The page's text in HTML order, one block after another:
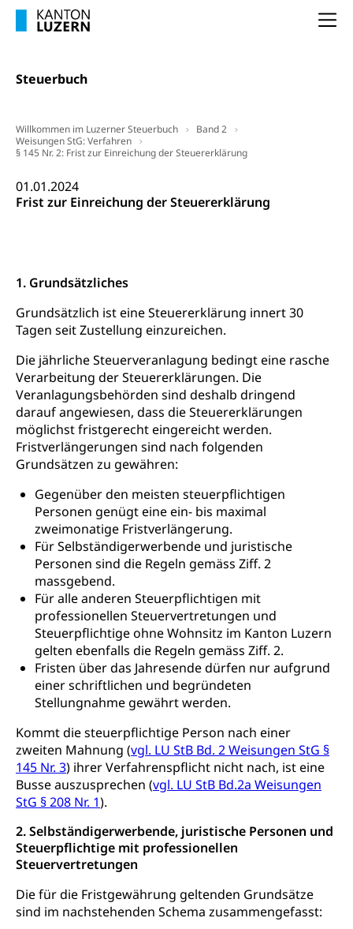
Steuerbuch
Willkommen im Luzerner Steuerbuch
Band 2
Weisungen StG: Verfahren
§ 145 Nr. 2: Frist zur Einreichung der Steuererklärung
01.01.2024
Frist zur Einreichung der Steuererklärung
1. Grundsätzliches
Grundsätzlich ist eine Steuererklärung innert 30
Tagen seit Zustellung einzureichen.
Die jährliche Steuerveranlagung bedingt eine rasche
Verarbeitung der Steuererklärungen. Die
Veranlagungsbehörden sind deshalb dringend
darauf angewiesen, dass die Steuererklärungen
möglichst fristgerecht eingereicht werden.
Fristverlängerungen sind nach folgenden
Grundsätzen zu gewähren:
Gegenüber den meisten steuerpflichtigen
Personen genügt eine ein- bis maximal
zweimonatige Fristverlängerung.
Für Selbständigerwerbende und juristische
Personen sind die Regeln gemäss Ziff. 2
massgebend.
Für alle anderen Steuerpflichtigen mit
professionellen Steuervertretungen und
Steuerpflichtige ohne Wohnsitz im Kanton Luzern
gelten ebenfalls die Regeln gemäss Ziff. 2.
Fristen über das Jahresende dürfen nur aufgrund
einer schriftlichen und begründeten
Stellungnahme gewährt werden.
Kommt die steuerpflichtige Person nach einer
zweiten Mahnung (vgl. LU StB Bd. 2 Weisungen StG §
145 Nr. 3) ihrer Verfahrenspflicht nicht nach, ist eine
Busse auszusprechen (vgl. LU StB Bd.2a Weisungen
StG § 208 Nr. 1).
2. Selbständigerwerbende, juristische Personen und
Steuerpflichtige mit professionellen
Steuervertretungen
Die für die Fristgewährung geltenden Grundsätze
sind im nachstehenden Schema zusammengefasst:
Verkehr und Infrastruktur vif
Zivilstand
Adoptionsverfahren, elterliche Gewalt, elterliche
Sorge
Aufenthaltsbewilligungen
Niederlassungsbewilligung, Aufenthalt,
Reisepass, Identitätskarte, Visum, Geburtsurkunde
Jagdausweis, Fischereiausweis
Waffen, Sprengstoffe und Pyrotechnik
Reisepass, Identitätskarte
Strassenverkehrsamt (Führerausweis,
Fahrzeugausweis)
Namensänderungen
Einbürgerung
Staatsbürgerschaft, Bürgerrecht, Erwerb des
Bürgerrechts, Verlust des Bürgerrechts,
Einbürgerungsverfahren
Einbürgerungen
Geburt
Geburtsurkunde, Geburtsschein, Geburtsanzeige
Schwangerschaft / Geburt (gruezi.lu.ch)
Kinder und Jugendliche
Mündigkeit, Kindesschutz, Jugendschutz
Kinder- und Jugendförderung
Psychische Gesundheit
IV für Kinder und Jugendliche (WAS Luzern)
Pflege / Pflegeheim
Hauspflege, spitalexterne Pflege, Spitex
Betreuende Angehörige
Pflegeheimliste und freie Pflegeplätze
Betreuung von Angehörigen (WAS Luzern)
Religion
Kirche, Gottesdienst, Seelsorge,
Religionsgemeinschaft
Religionsvielfalt Im Kanton Luzern (unilu)
Religion (gruezi.lu.ch)
Sport
Freizeitaktivitäten, Schulsport, Spitzensport,
Breitensport, Jugend und Sport, Sportanlagen
Olympiateam Kanton Luzern
Offene Sporthallen
Jugend+Sport
Freiwilliger Schulsport
Sportförderung
Tiere
Haustiere, Heimtiere, Wildtiere, Veterinärmedizin,
Tiermedizin, Tierarzt, Tierschutz, Jagd, Fischerei,
Tierschutz
Hobbytierhaltung und Bienen
Veterinärdienst
Todesfall
Bestattung, Beerdigung, Testament, Erbrecht,
Erbschaft, Todesschein, Todesanzeige,
Zivilstandsamt, Erben, Erbenliste